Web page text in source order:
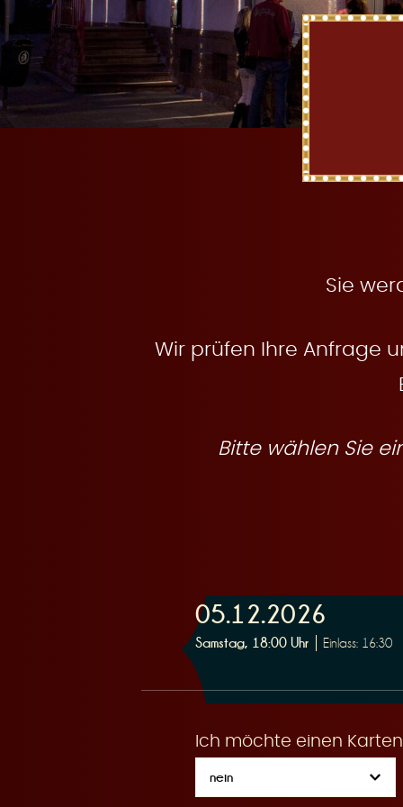
t
Sie
Wir prüfen Ihre Anfrage
Bitte wählen Sie
05.12.2026
Samstag, 18:00 Uhr Einlass: 16:30
Ich möchte einen